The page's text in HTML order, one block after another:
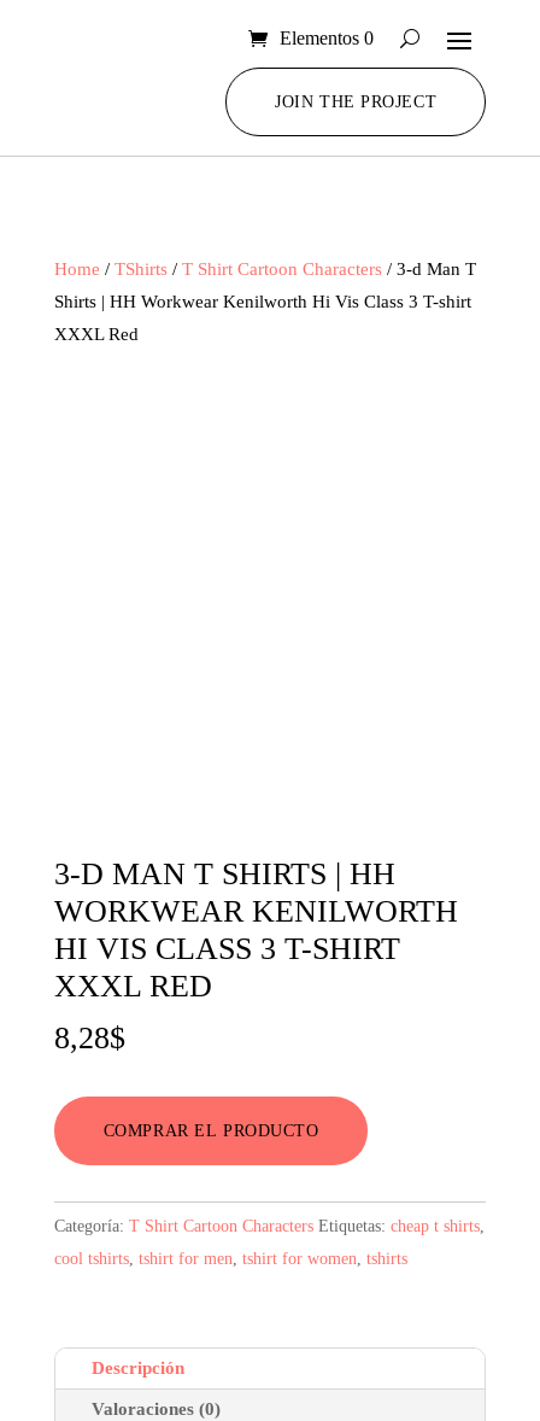
Elementos 0
JOIN THE PROJECT
Home / TShirts/ T Shirt Cartoon Characters/ 3-d Man T
Shirts | HH Workwear Kenilworth Hi Vis Class 3 T-shirt
XXXL Red
3-D MAN T SHIRTS | HH
WORKWEAR KENILWORTH
HI VIS CLASS 3 T-SHIRT
XXXL RED
8,28$
COMPRAR EL PRODUCTO
Categoría: T Shirt Cartoon Characters Etiquetas: cheap t shirts,
cool tshirts, tshirt for men, tshirt for women, tshirts
Descripción
Valoraciones (0)